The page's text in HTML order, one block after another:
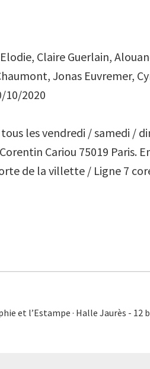
Claire Guerlain,
Jonas Euvremer,
10/2020
tous les vendredi / samedi /
Cariou 75019 Paris.
de la villette / Ligne 7
et l’Estampe · Halle Jaurès - 12